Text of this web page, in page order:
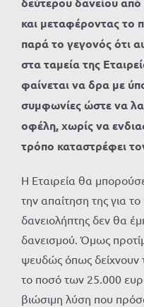
και μεταφέροντας το
παρά το γεγονός ότι
στα ταμεία της
φαίνεται να δρα με
συμφωνίες ώστε να
οφέλη, χωρίς να
τρόπο καταστρέφει
Η Εταιρεία θα
την απαίτηση της για
δανειολήπτης δεν θα
δανεισμού. Όμως
ψευδώς όπως δείχνουν
το ποσό των 25.000
βιώσιμη λύση που